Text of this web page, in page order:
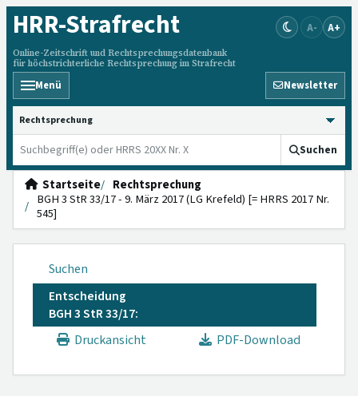
HRR-Strafrecht
Online-Zeitschrift und Rechtsprechungsdatenbank
für höchstrichterliche Rechtsprechung im Strafrecht
A- A+
Menü Newsletter
HRRS durchsuchen
Suchen
Startseite
Rechtsprechung
BGH 3 StR 33/17 - 9. März 2017 (LG Krefeld) [= HRRS 2017 Nr.
545]
Suchen
Entscheidung
BGH 3 StR 33/17:
Druckansicht
PDF-Download